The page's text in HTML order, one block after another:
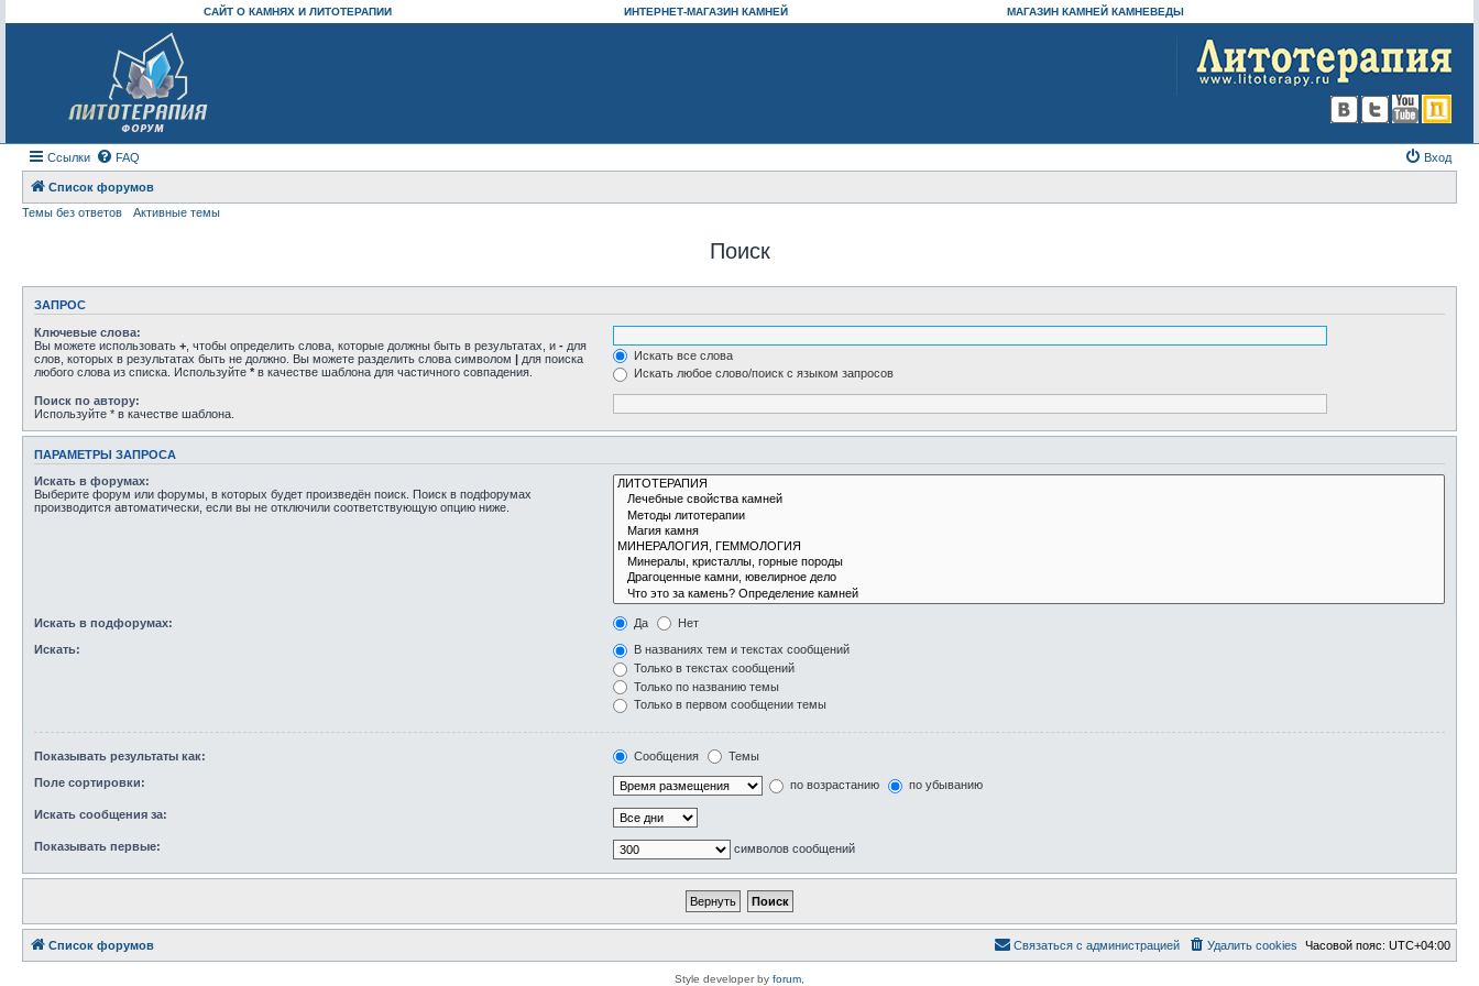
САЙТ О КАМНЯХ И ЛИТОТЕРАПИИ ИНТЕРНЕТ-МАГАЗИН КАМНЕЙ МАГАЗИН КАМНЕЙ КАМНЕВЕДЫ
Ссылки FAQ Вход
Список форумов
Темы без ответов
Активные темы
Поиск
ЗАПРОС
Ключевые слова:
Вы можете использовать + , чтобы определить слова, которые должны быть в результатах, и - для
слов, которых в результатах быть не должно. Вы можете разделить слова символом | для поиска
любого слова из списка. Используйте * в качестве шаблона для частичного совпадения.
Искать все слова
Искать любое слово/поиск с языком запросов
Поиск по автору:
Используйте * в качестве шаблона.
ПАРАМЕТРЫ ЗАПРОСА
Искать в форумах:
Выберите форум или форумы, в которых будет произведён поиск. Поиск в подфорумах
производится автоматически, если вы не отключили соответствующую опцию ниже.
Искать в подфорумах: Да Нет
Искать:
В названиях тем и текстах сообщений
Только в текстах сообщений
Только по названию темы
Только в первом сообщении темы
Показывать результаты как: Сообщения Темы
Поле сортировки: по возрастанию по убыванию
Искать сообщения за:
Показывать первые: символов сообщений
Список форумов Часовой пояс: UTC+04:00
Удалить cookies
Связаться с администрацией
Style developer by forum,